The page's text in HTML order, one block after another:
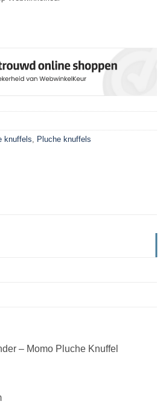
knuffels Pluche knuffels
– Momo Pluche Knuffel